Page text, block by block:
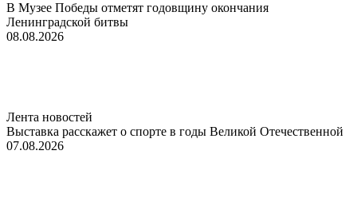
В Музее Победы отметят годовщину окончания
Ленинградской битвы
08.08.2026
Лента новостей
Выставка расскажет о спорте в годы Великой Отечественной
07.08.2026